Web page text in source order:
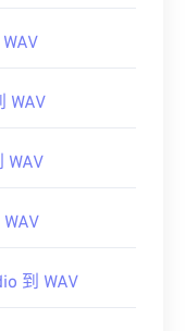
WAV
WAV
到 WAV